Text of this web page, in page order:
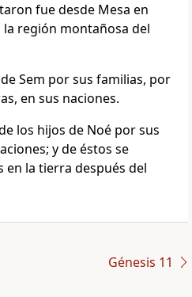
fue desde Mesa en
la región montañosa del
Sem por sus familias, por
en sus naciones.
los hijos de Noé por sus
y de éstos se
en la tierra después del
Génesis 11